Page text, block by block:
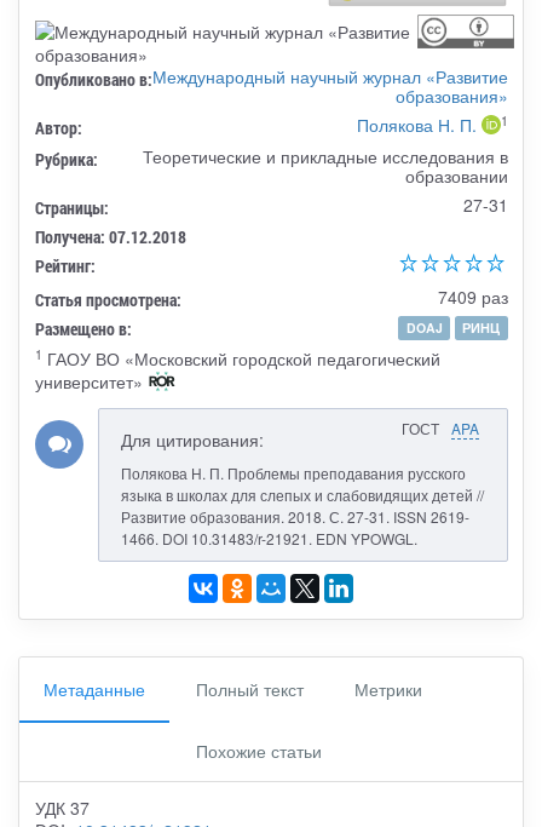
Опубликовано в:Международный научный журнал «Развитие
образования»
Автор: Полякова Н. П. 1
Рубрика:
Теоретические и прикладные исследования в
образовании
Страницы: 27-31
Получена: 07.12.2018
Рейтинг:
Статья просмотрена:
7409 раз
Размещено в: DOAJ
РИНЦ
1 ГАОУ ВО «Московский городской педагогический
университет»
ГОСТ APA
Для цитирования:
Полякова Н. П. Проблемы преподавания русского
языка в школах для слепых и слабовидящих детей //
Развитие образования. 2018. С. 27-31. ISSN 2619-
1466. DOI 10.31483/r-21921. EDN YPOWGL.
Метаданные Полный текст Метрики
Похожие статьи
УДК 37